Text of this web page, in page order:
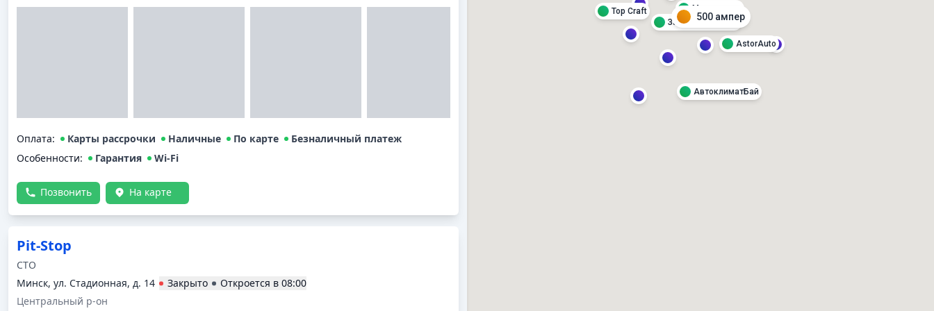
Мегасервис
АвтоклиматБай
Top Craft
500 ампер
AstorAuto
Запад Автоцентр
Оплата: Карты рассрочки Наличные По карте
Безналичный платеж
Особенности:
Гарантия Wi-Fi
Позвонить На карте
Pit-Stop
СТО
Минск, ул. Стадионная, д. 14
Закрыто Откроется в 08:00
Центральный р-он